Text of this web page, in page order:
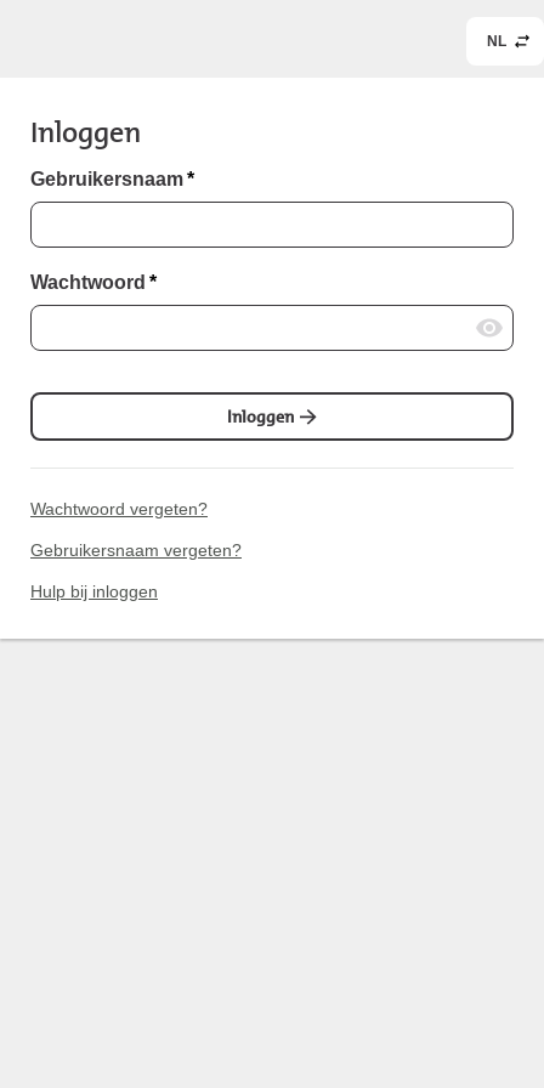
NL
Inloggen
Gebruikersnaam*
Wachtwoord *
Inloggen
Wachtwoord vergeten?
Gebruikersnaam vergeten?
Hulp bij inloggen